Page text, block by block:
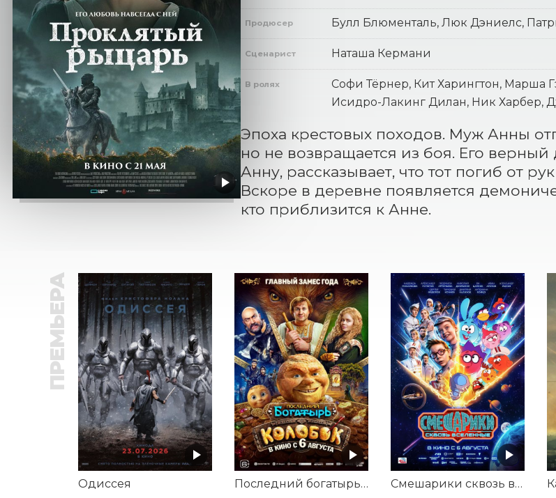
Продюсер Булл Блюменталь, Люк Дэниелс,
Сценарист Наташа Кермани
В ролях
Софи Тёрнер, Кит Харингтон, Марша
Исидро-Лакинг Дилан, Ник Харбер,
Эпоха крестовых походов. Муж Анны
но не возвращается из боя. Его
Анну, рассказывает, что тот погиб от
Вскоре в деревне появляется
кто приблизится к Анне.
ПРЕМЬЕРА
Одиссея Последний богатырь. Колобок Смешарики сквозь вселенные